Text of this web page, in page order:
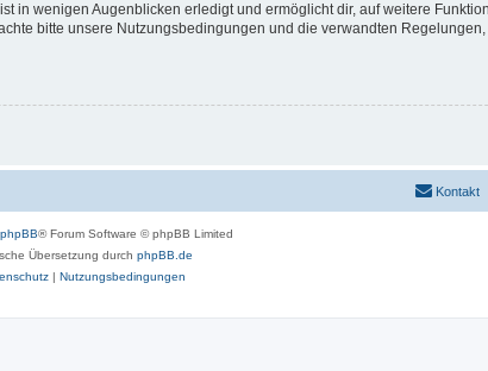
in wenigen Augenblicken erledigt und ermöglicht dir, auf weitere
bitte unsere Nutzungsbedingungen und die verwandten
Kontakt
phpBB® Forum Software © phpBB Limited
Übersetzung durch phpBB.de
| Nutzungsbedingungen